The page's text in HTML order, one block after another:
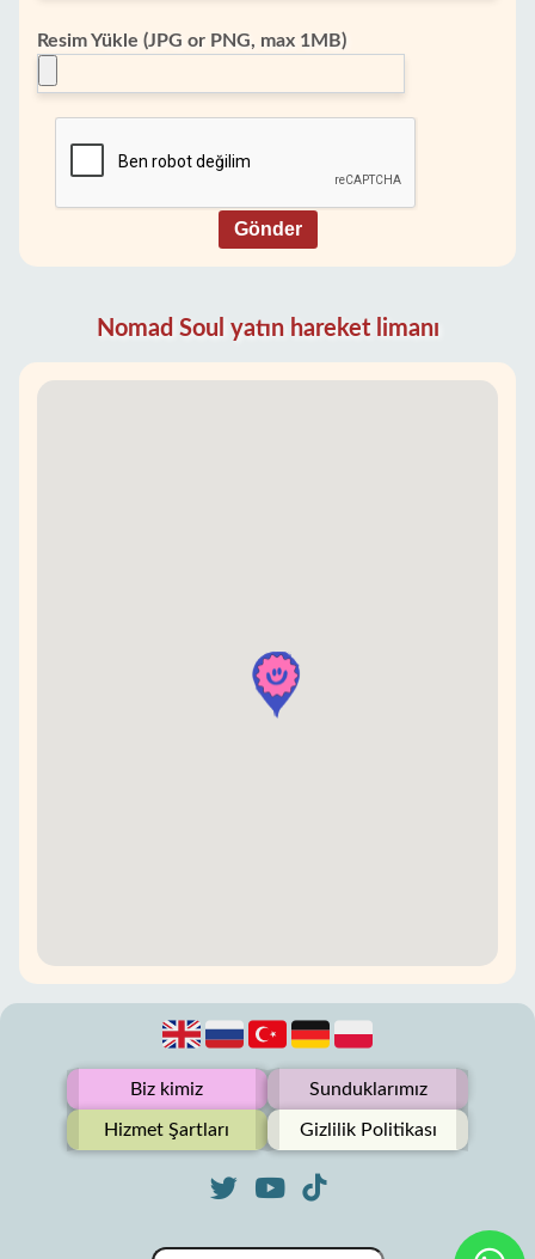
Resim Yükle (JPG or PNG, max 1MB)
Gönder
Nomad Soul yatın hareket limanı
Biz kimiz Sunduklarımız
Hizmet Şartları Gizlilik Politikası